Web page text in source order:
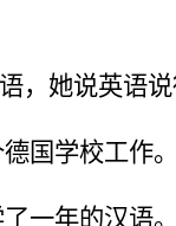
， 她说英语
国学校工作。
一年的汉语。